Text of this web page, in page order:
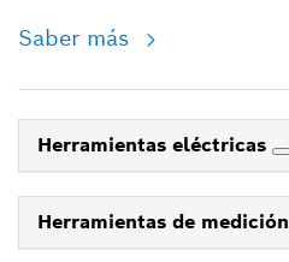
Saber más
Herramientas eléctricas
Herramientas de medición